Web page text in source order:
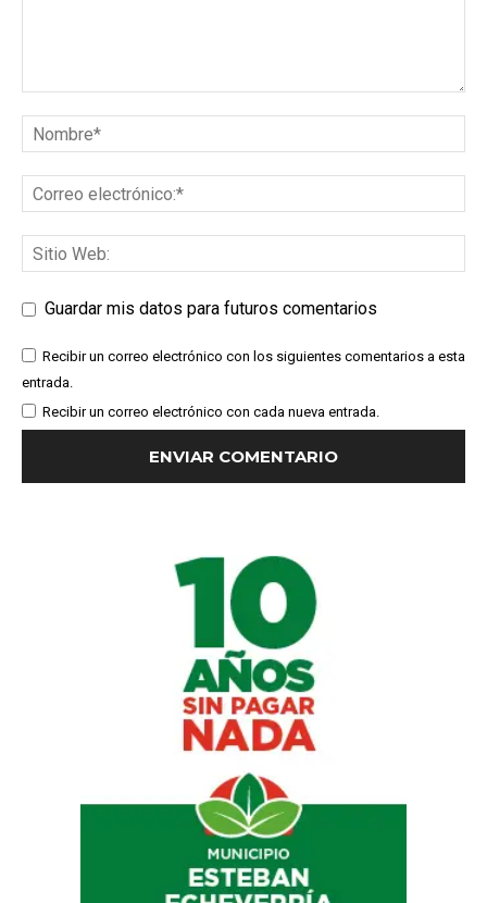
Guardar mis datos para futuros comentarios
Recibir un correo electrónico con los siguientes comentarios a esta
entrada.
Recibir un correo electrónico con cada nueva entrada.